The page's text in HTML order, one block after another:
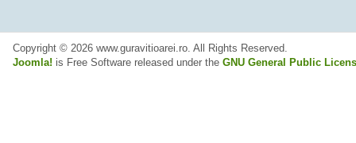
Copyright © 2026 www.guravitioarei.ro. All Rights Reserved.
Joomla! is Free Software released under the GNU General Public